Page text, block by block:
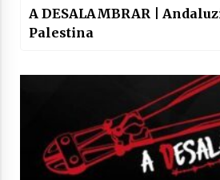
A DESALAMBRAR |
Palestina